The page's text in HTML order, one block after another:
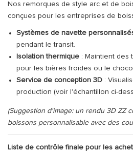
Nos remorques de style arc et de
conçues pour les entreprises de
Systèmes de navette
pendant le transit.
Isolation thermique : Maintient des
pour les bières froides ou le
Service de conception 3D :
production (voir l'échantillon ci-
(Suggestion d'image: un rendu 3D ZZ
boissons personnalisable avec des
Liste de contrôle finale pour les